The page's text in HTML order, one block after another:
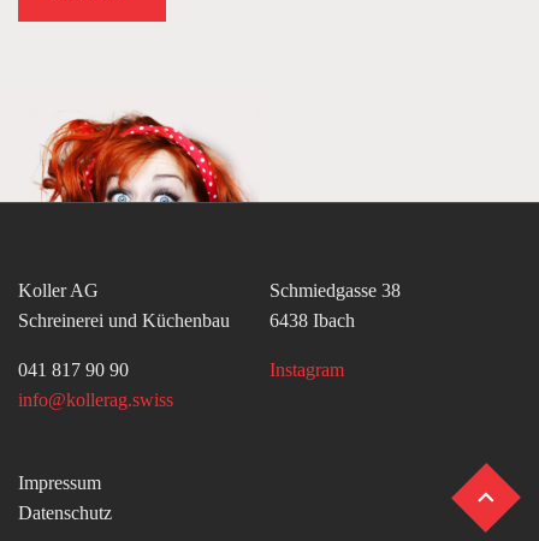
Koller AG
Schreinerei und Küchenbau
Schmiedgasse 38
6438 Ibach
041 817 90 90
info@kollerag.swiss
Instagram
Impressum
Datenschutz